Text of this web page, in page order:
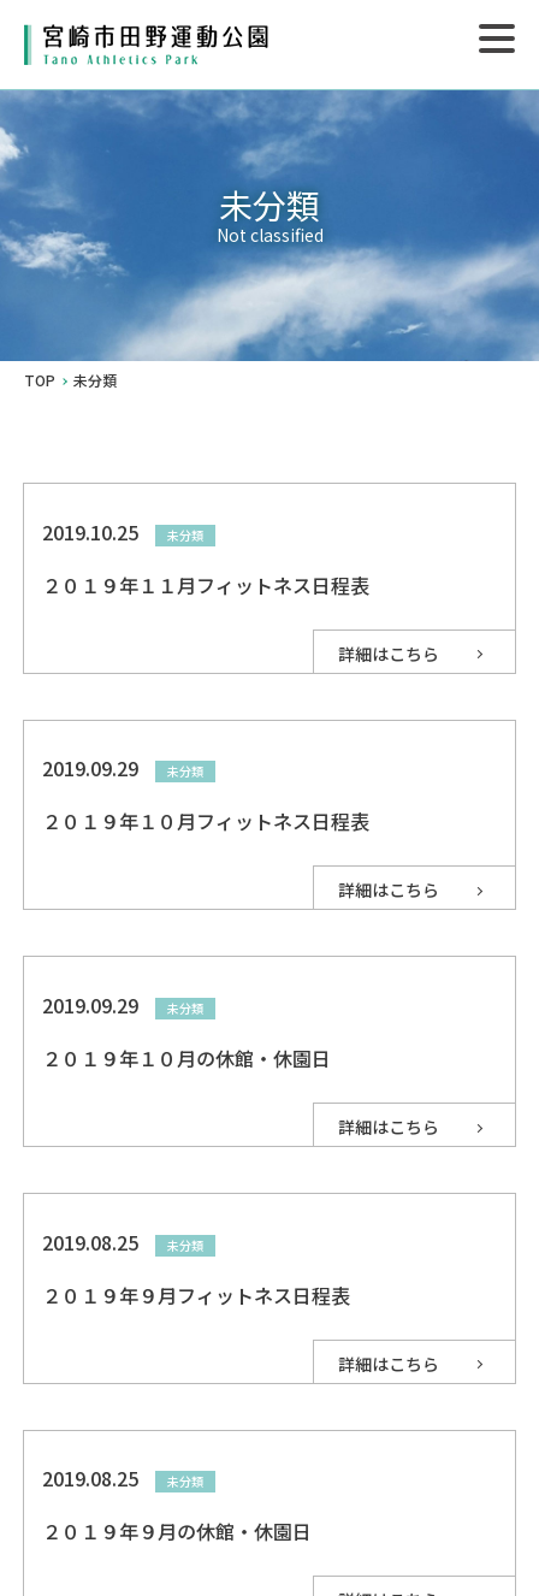
未分類
Not classified
TOP 未分類
2019.10.25 未分類
２０１９年１１月フィットネス日程表
詳細はこちら
2019.09.29 未分類
２０１９年１０月フィットネス日程表
詳細はこちら
2019.09.29 未分類
２０１９年１０月の休館・休園日
詳細はこちら
2019.08.25 未分類
２０１９年９月フィットネス日程表
詳細はこちら
2019.08.25 未分類
２０１９年９月の休館・休園日